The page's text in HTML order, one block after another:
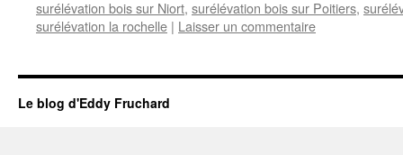
surélévation bois sur Niort, surélévation bois sur Poitiers,
surélévation la rochelle | Laisser un commentaire
Le blog d'Eddy Fruchard